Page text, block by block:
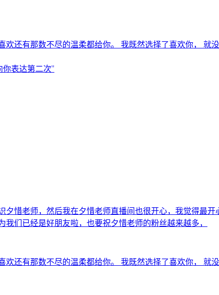
欢还有那数不尽的温柔都给你。 我既然选择了喜欢你， 就
表达第二次”
夕惜老师，然后我在夕惜老师直播间也很开心，我觉得最
们已经是好朋友啦，也要祝夕惜老师的粉丝越来越多，
欢还有那数不尽的温柔都给你。 我既然选择了喜欢你，